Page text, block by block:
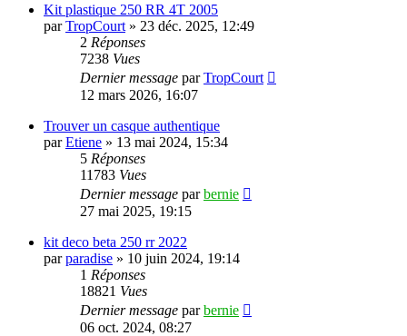
Kit plastique 250 RR 4T 2005
parTropCourt » 23 déc. 2025, 12:49
2 Réponses
7238 Vues
Dernier message parTropCourt
12 mars 2026, 16:07
Trouver un casque authentique
parEtiene » 13 mai 2024, 15:34
5 Réponses
11783 Vues
Dernier message parbernie
27 mai 2025, 19:15
kit deco beta 250 rr 2022
parparadise » 10 juin 2024, 19:14
1 Réponses
18821 Vues
Dernier message parbernie
06 oct. 2024, 08:27